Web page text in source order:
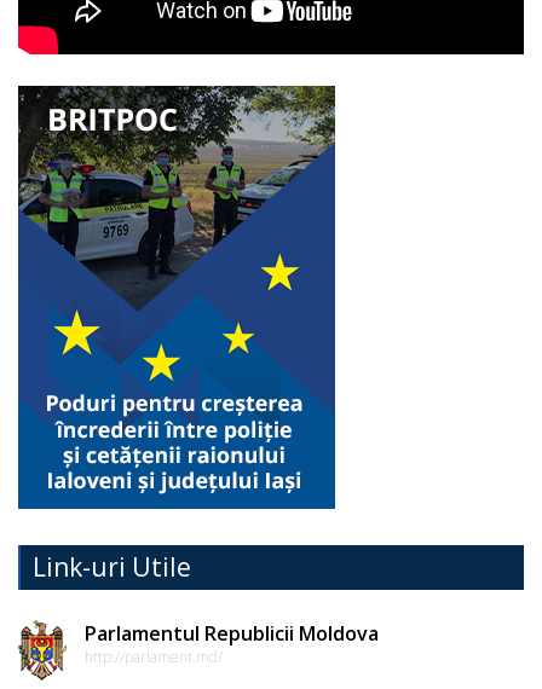
Link-uri Utile
Parlamentul Republicii Moldova
http://parlament.md/